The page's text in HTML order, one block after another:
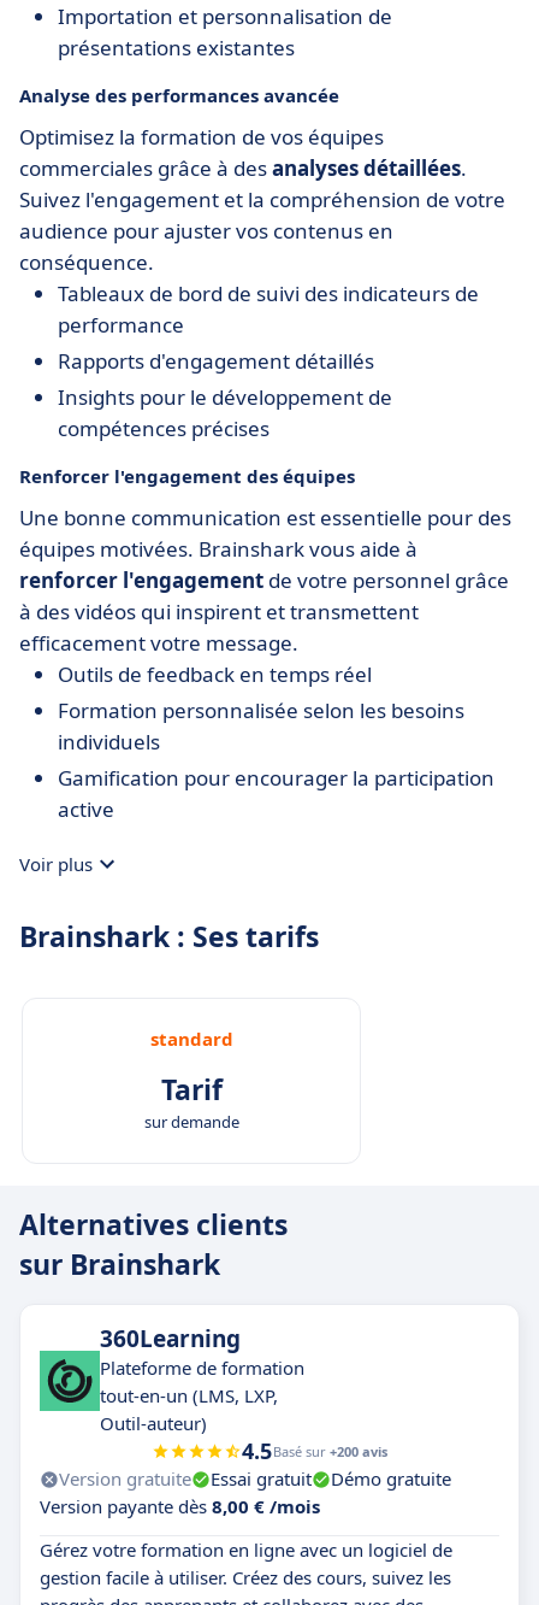
Importation et personnalisation de
présentations existantes
Analyse des performances avancée
Optimisez la formation de vos équipes
commerciales grâce à desanalyses détaillées.
Suivez l'engagement et la compréhension de votre
audience pour ajuster vos contenus en
conséquence.
Tableaux de bord de suivi des indicateurs de
performance
Rapports d'engagement détaillés
Insights pour le développement de
compétences précises
Renforcer l'engagement des équipes
Une bonne communication est essentielle pour des
équipes motivées. Brainshark vous aide à
renforcer l'engagement de votre personnel grâce
à des vidéos qui inspirent et transmettent
efficacement votre message.
Outils de feedback en temps réel
Formation personnalisée selon les besoins
individuels
Gamification pour encourager la participation
active
Voir plus
Brainshark : Ses tarifs
standard
Tarif
sur demande
Alternatives clients
sur Brainshark
360Learning
Plateforme de formation
tout-en-un (LMS, LXP,
Outil-auteur)
4.5Basé sur +200 avis
Version gratuite Essai gratuit
Démo gratuite
Version payante dès 8,00 € /mois
Gérez votre formation en ligne avec un logiciel de
gestion facile à utiliser. Créez des cours, suivez les